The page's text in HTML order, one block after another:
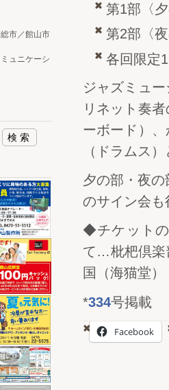
第1部〈
第2部〈
各回限定
ジャズミュ
リネット奏
ーボード）
（ドラムス
夕の部・夜
のサイン会も
◆チケット
て…枇杷倶楽
国（海猫堂
*334号掲載
Facebook
市／館山市
ュニケーシ